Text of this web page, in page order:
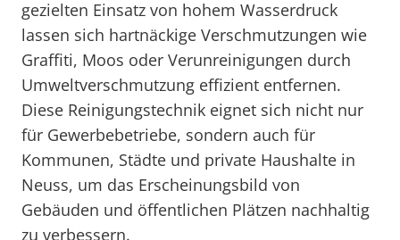
gezielten Einsatz von hohem Wasserdruck
lassen sich hartnäckige Verschmutzungen wie
Graffiti, Moos oder Verunreinigungen durch
Umweltverschmutzung effizient entfernen.
Diese Reinigungstechnik eignet sich nicht nur
für Gewerbebetriebe, sondern auch für
Kommunen, Städte und private Haushalte in
Neuss, um das Erscheinungsbild von
Gebäuden und öffentlichen Plätzen nachhaltig
zu verbessern.